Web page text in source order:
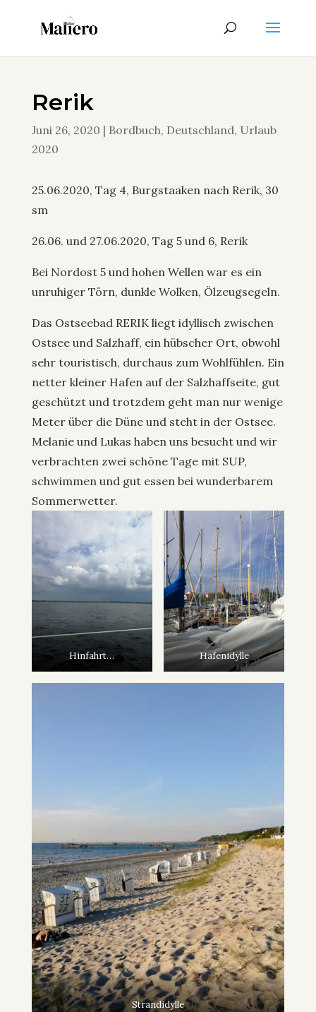
Rerik
Juni 26, 2020 | Bordbuch, Deutschland, Urlaub
2020
25.06.2020, Tag 4, Burgstaaken nach Rerik, 30
sm
26.06. und 27.06.2020, Tag 5 und 6, Rerik
Bei Nordost 5 und hohen Wellen war es ein
unruhiger Törn, dunkle Wolken, Ölzeugsegeln.
Das Ostseebad RERIK liegt idyllisch zwischen
Ostsee und Salzhaff, ein hübscher Ort, obwohl
sehr touristisch, durchaus zum Wohlfühlen. Ein
netter kleiner Hafen auf der Salzhaffseite, gut
geschützt und trotzdem geht man nur wenige
Meter über die Düne und steht in der Ostsee.
Melanie und Lukas haben uns besucht und wir
verbrachten zwei schöne Tage mit SUP,
schwimmen und gut essen bei wunderbarem
Sommerwetter.
Hinfahrt… Hafenidylle
Strandidylle